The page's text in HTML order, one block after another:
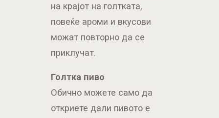
на крајот на голтката,
повеќе ароми и вкусови
можат повторно да се
приклучат.
Голтка пиво
Обично можете само да
откриете дали пивото е